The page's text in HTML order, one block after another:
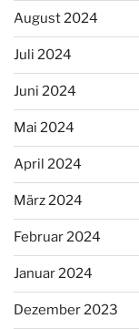
August 2024
Juli 2024
Juni 2024
Mai 2024
April 2024
März 2024
Februar 2024
Januar 2024
Dezember 2023